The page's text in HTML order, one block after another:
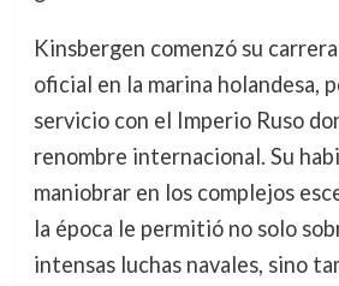
Kinsbergen comenzó su
oficial en la marina holandesa,
servicio con el Imperio Ruso
renombre internacional. Su
maniobrar en los complejos
la época le permitió no solo
intensas luchas navales, sino